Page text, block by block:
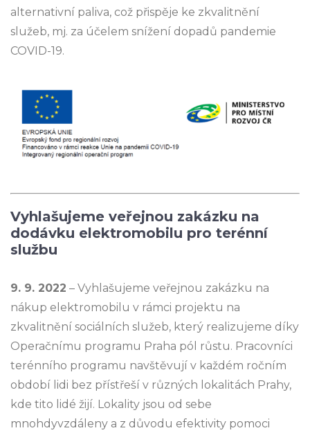
alternativní paliva, což přispěje ke zkvalitnění
služeb, mj. za účelem snížení dopadů pandemie
COVID-19.
Vyhlašujeme veřejnou zakázku na
dodávku elektromobilu pro terénní
službu
9. 9. 2022 – Vyhlašujeme veřejnou zakázku na
nákup elektromobilu v rámci projektu na
zkvalitnění sociálních služeb, který realizujeme díky
Operačnímu programu Praha pól růstu. Pracovníci
terénního programu navštěvují v každém ročním
období lidi bez přístřeší v různých lokalitách Prahy,
kde tito lidé žijí. Lokality jsou od sebe
mnohdyvzdáleny a z důvodu efektivity pomoci